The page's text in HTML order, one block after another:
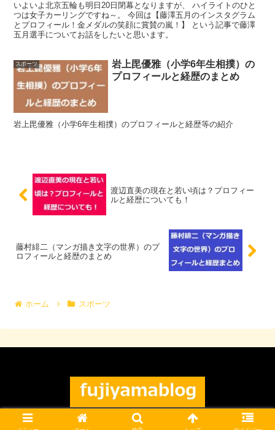
いよいよ北京五輪も明日20日閉幕となりますが、 ハイライトのひと
つは女子カーリングですね～。 今回は【藤澤五月のインスタグラム
とプロフィール！金メダルの笑顔に賞賛の嵐！】 という記事で藤澤
五月選手についてお話をしたいと思います。
スポーツ
岩上毘優雅（小学6年生相撲）の
プロフィールと経歴のまとめ
岩上毘優雅（小学6年生相撲）のプロフィールと経歴等の紹介
渡辺直美の現在と若い頃は？プロフィー
ルと経歴についても！
藤村緋二（マンガ描き文字の世界）のプ
ロフィールと経歴のまとめ
ホーム スポーツ
© 2021 フジヤマブログ.